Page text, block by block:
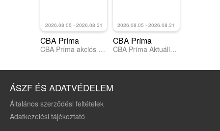
2026.08.05 - 2026.08.31
CBA Príma
CBA Príma akciós újság
2026.08.05 - 2026.08.31
CBA Príma
CBA Príma Aktuális óriásplakátok
ÁSZF ÉS ADATVÉDELEM
Általános szerződési feltételek
Adatkezelési tájékoztató